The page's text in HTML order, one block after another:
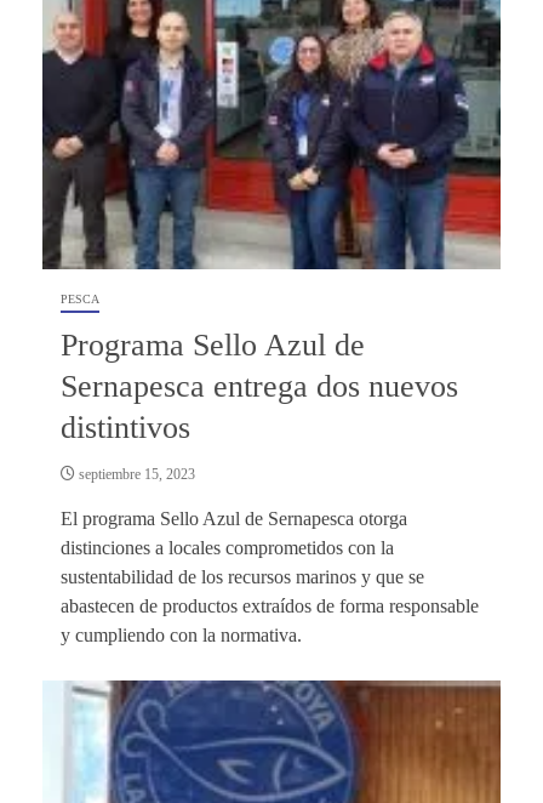
PESCA
Programa Sello Azul de
Sernapesca entrega dos nuevos
distintivos
septiembre 15, 2023
El programa Sello Azul de Sernapesca otorga
distinciones a locales comprometidos con la
sustentabilidad de los recursos marinos y que se
abastecen de productos extraídos de forma responsable
y cumpliendo con la normativa.